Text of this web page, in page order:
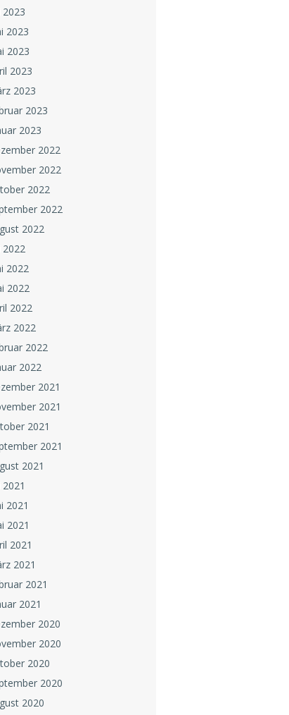
2023
2023
2023
2023
2023
2023
2023
2022
2022
2022
2022
2022
2022
2022
2022
2022
2022
2022
2022
2021
2021
2021
2021
2021
2021
2021
2021
2021
2021
2021
2021
2020
2020
2020
2020
2020